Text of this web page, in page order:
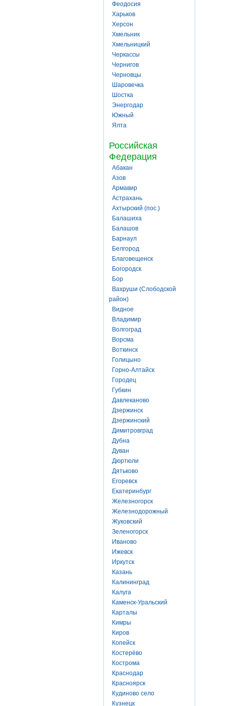
Феодосия
Харьков
Херсон
Хмельник
Хмельницкий
Черкассы
Чернигов
Черновцы
Шаровечка
Шостка
Энергодар
Южный
Ялта
Российская
Федерация
Абакан
Азов
Армавир
Астрахань
Ахтырский (пос.)
Балашиха
Балашов
Барнаул
Белгород
Благовещенск
Богородск
Бор
Вахруши (Слободской
район)
Видное
Владимир
Волгоград
Ворсма
Воткинск
Голицыно
Горно-Алтайск
Городец
Губкин
Давлеканово
Дзержинск
Дзержинский
Димитровград
Дубна
Дуван
Дюртюли
Дятьково
Егоревск
Екатеринбург
Железногорск
Железнодорожный
Жуковский
Зеленогорск
Иваново
Ижевск
Иркутск
Казань
Калининград
Калуга
Каменск-Уральский
Карталы
Кимры
Киров
Копейск
Костерёво
Кострома
Краснодар
Красноярск
Кудиново село
Кузнецк